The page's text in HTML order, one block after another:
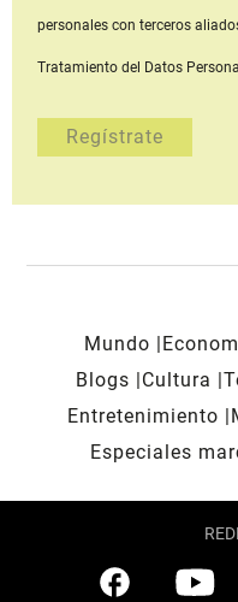
personales con terceros
Tratamiento del Datos
Mundo
Blogs
Cultura
Entretenimiento
Especiales